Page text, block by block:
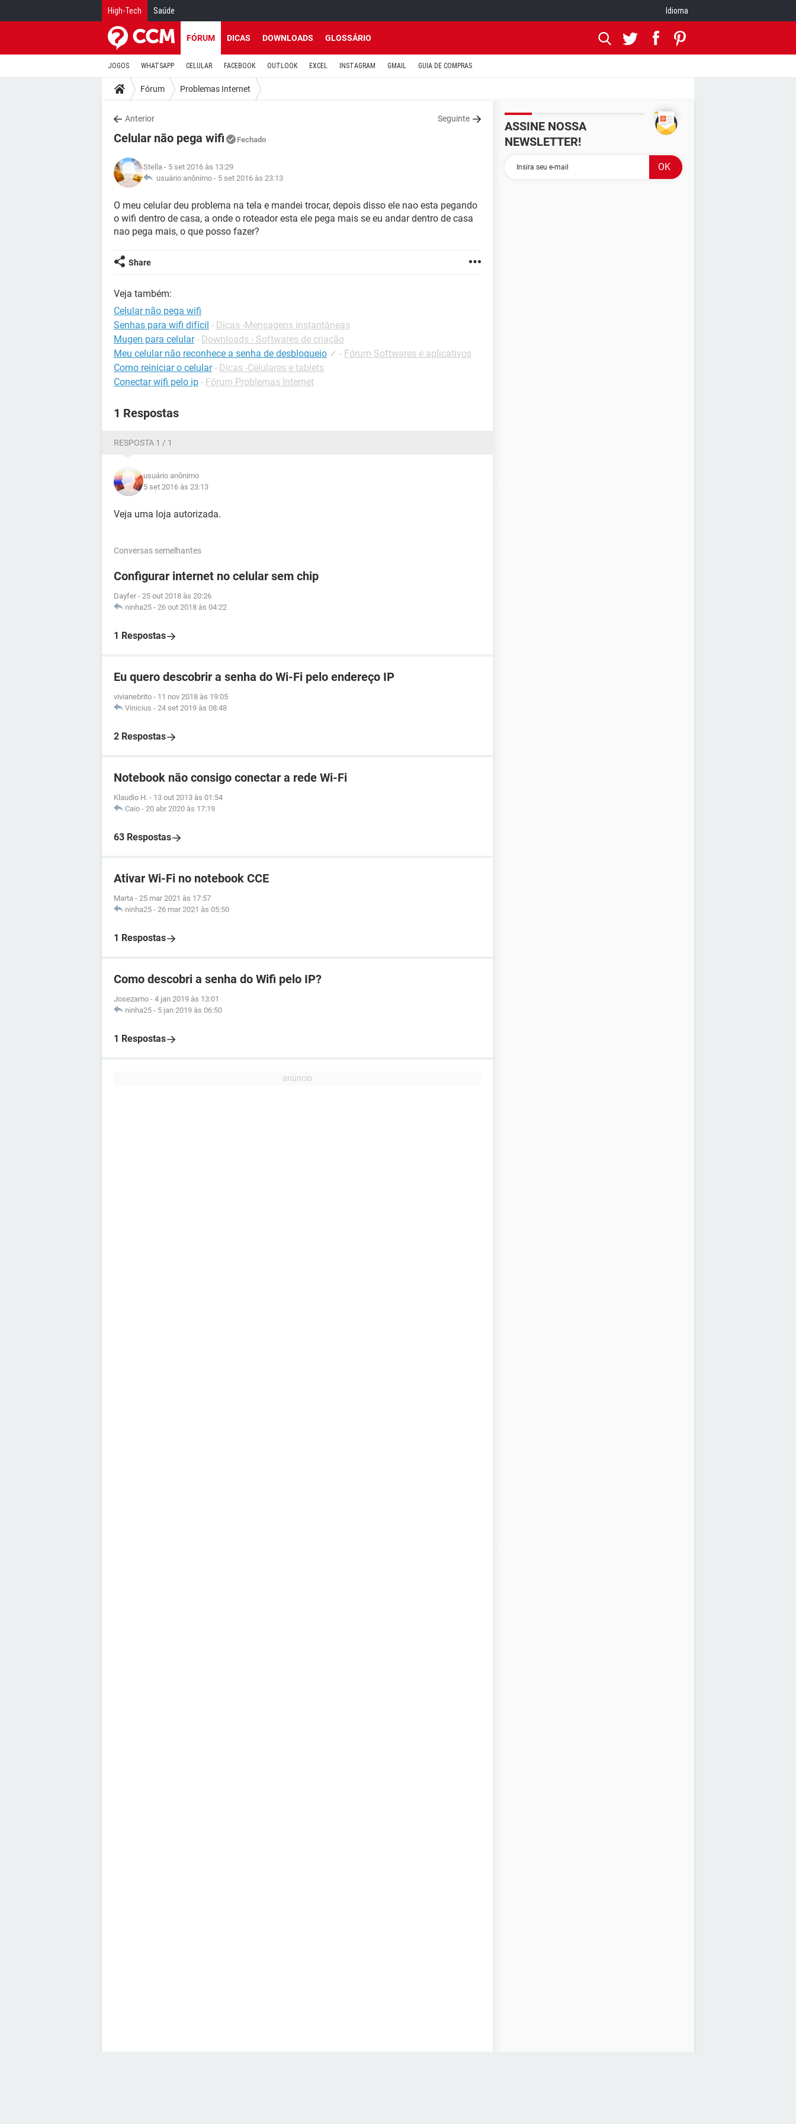
High-Tech Saúde Idioma
FÓRUM DICAS DOWNLOADS GLOSSÁRIO
JOGOS WHATSAPP CELULAR FACEBOOK OUTLOOK EXCEL INSTAGRAM GMAIL GUIA DE COMPRAS
Fórum Problemas Internet
Anterior Seguinte
Celular não pega wifi Fechado
Stella - 5 set 2016 às 13:29
usuário anônimo - 5 set 2016 às 23:13
O meu celular deu problema na tela e mandei trocar, depois disso ele nao esta pegando
o wifi dentro de casa, a onde o roteador esta ele pega mais se eu andar dentro de casa
nao pega mais, o que posso fazer?
Share
Veja também:
Celular não pega wifi
Senhas para wifi difícil - Dicas -Mensagens instantâneas
Mugen para celular - Downloads - Softwares de criação
Meu celular não reconhece a senha de desbloqueio ✓ - Fórum Softwares e aplicativos
Como reiniciar o celular - Dicas -Celulares e tablets
Conectar wifi pelo ip - Fórum Problemas Internet
1 Respostas
RESPOSTA 1 / 1
usuário anônimo
5 set 2016 às 23:13
Veja uma loja autorizada.
Conversas semelhantes
Configurar internet no celular sem chip
Dayfer - 25 out 2018 às 20:26
ninha25 - 26 out 2018 às 04:22
1 Respostas
Eu quero descobrir a senha do Wi-Fi pelo endereço IP
vivianebrito - 11 nov 2018 às 19:05
Vinicius - 24 set 2019 às 08:48
2 Respostas
Notebook não consigo conectar a rede Wi-Fi
Klaudio H. - 13 out 2013 às 01:54
Caio - 20 abr 2020 às 17:19
63 Respostas
Ativar Wi-Fi no notebook CCE
Marta - 25 mar 2021 às 17:57
ninha25 - 26 mar 2021 às 05:50
1 Respostas
Como descobri a senha do Wifi pelo IP?
Josezamo - 4 jan 2019 às 13:01
ninha25 - 5 jan 2019 às 06:50
1 Respostas
ASSINE NOSSA
NEWSLETTER!